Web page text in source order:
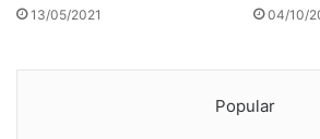
13/05/2021 04/10/
Popular